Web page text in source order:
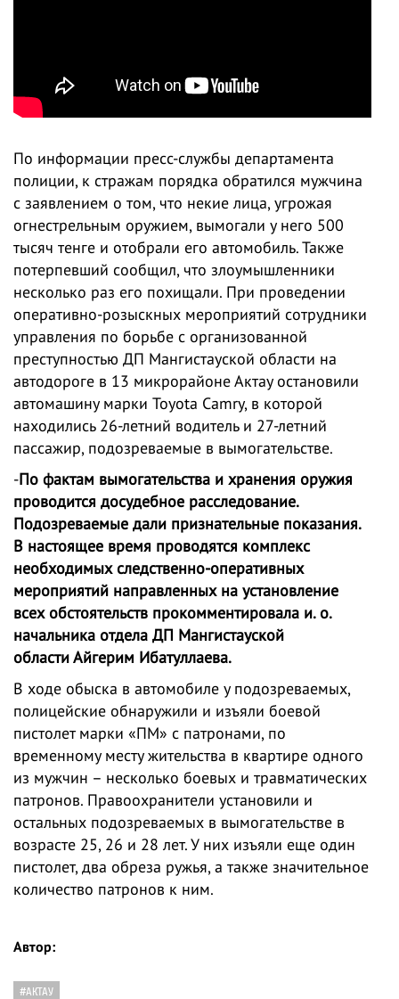
По информации пресс-службы департамента
полиции, к стражам порядка обратился мужчина
с заявлением о том, что некие лица, угрожая
огнестрельным оружием, вымогали у него 500
тысяч тенге и отобрали его автомобиль. Также
потерпевший сообщил, что злоумышленники
несколько раз его похищали. При проведении
оперативно-розыскных мероприятий сотрудники
управления по борьбе с организованной
преступностью ДП Мангистауской области на
автодороге в 13 микрорайоне Актау остановили
автомашину марки Toyota Camry, в которой
находились 26-летний водитель и 27-летний
пассажир, подозреваемые в вымогательстве.
-По фактам вымогательства и хранения оружия
проводится досудебное расследование.
Подозреваемые дали признательные показания.
В настоящее время проводятся комплекс
необходимых следственно-оперативных
мероприятий направленных на установление
всех обстоятельств прокомментировала и. о.
начальника отдела ДП Мангистауской
области Айгерим Ибатуллаева.
В ходе обыска в автомобиле у подозреваемых,
полицейские обнаружили и изъяли боевой
пистолет марки «ПМ» с патронами, по
временному месту жительства в квартире одного
из мужчин – несколько боевых и травматических
патронов. Правоохранители установили и
остальных подозреваемых в вымогательстве в
возрасте 25, 26 и 28 лет. У них изъяли еще один
пистолет, два обреза ружья, а также значительное
количество патронов к ним.
Автор:
#АКТАУ